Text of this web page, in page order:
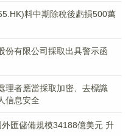
料中期除稅後虧損500萬
份有限公司採取出具警示函
理者應當採取加密、去標識
信息安全
匯儲備規模34188億美元 升